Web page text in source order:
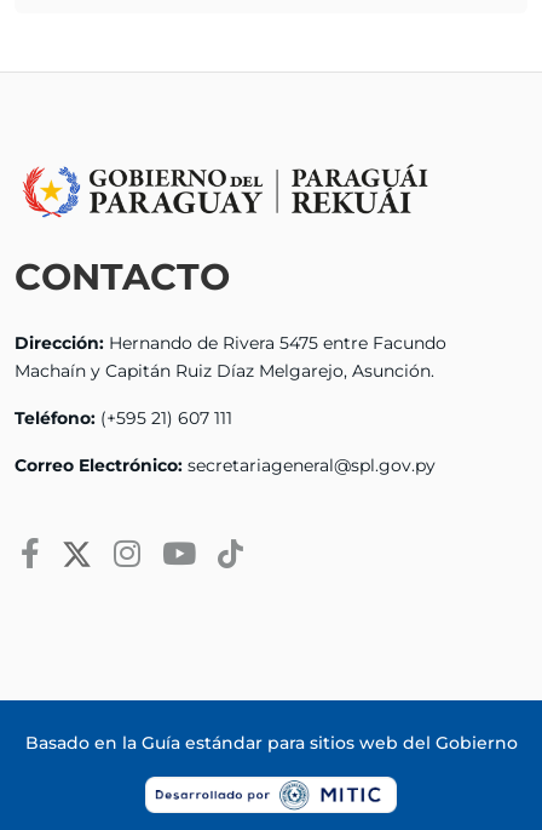
CONTACTO
Dirección: Hernando de Rivera 5475 entre Facundo
Machaín y Capitán Ruiz Díaz Melgarejo, Asunción.
Teléfono: (+595 21) 607 111
Correo Electrónico: secretariageneral@spl.gov.py
Basado en la Guía estándar para sitios web del Gobierno